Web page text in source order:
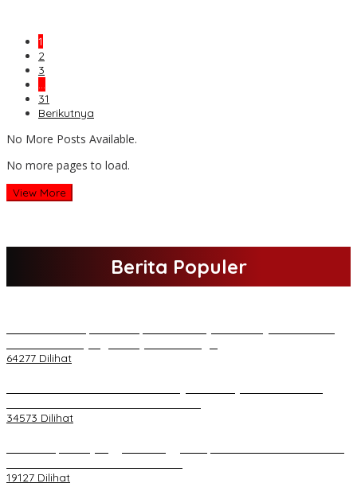
1
2
3
…
31
Berikutnya
No More Posts Available.
No more pages to load.
View More
Berita Populer
64277 Dilihat
34573 Dilihat
19127 Dilihat